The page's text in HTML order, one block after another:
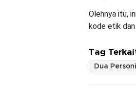
Olehnya itu,
kode etik
Tag